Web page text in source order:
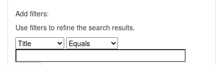
Add filters:
Use filters to refine the search results.